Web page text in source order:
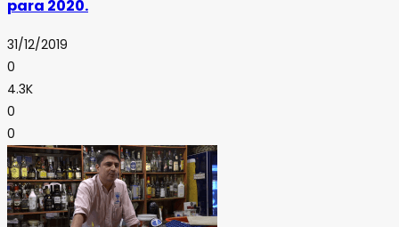
para 2020.
31/12/2019
0
4.3K
0
0